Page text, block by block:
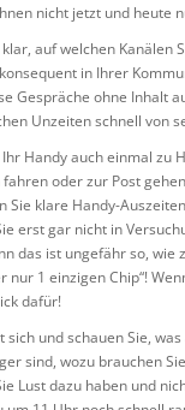
nicht jetzt und heute
auf welchen Kanälen
in Ihrer
Gespräche ohne Inhalt
Unzeiten schnell von
Handy auch einmal zu
oder zur Post
Sie klare Handy-
erst gar nicht in
das ist ungefähr so, wie
nur 1 einzigen Chip“!
dafür!
sich und schauen Sie,
sind, wozu brauchen
Lust dazu haben und